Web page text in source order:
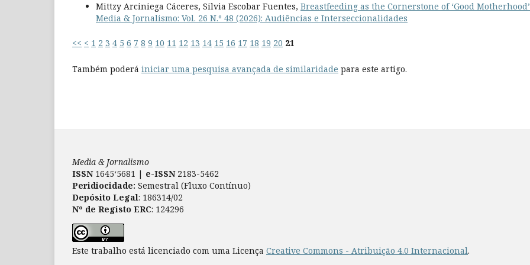
Mittzy Arciniega Cáceres, Silvia Escobar Fuentes, Breastfeeding as the Cornerstone of ‘Good
Media & Jornalismo: Vol. 26 N.º 48 (2026): Audiências e Interseccionalidades
<< < 1 2 3 4 5 6 7 8 9 10 11 12 13 14 15 16 17 18 19 20 21
Também poderá iniciar uma pesquisa avançada de similaridade para este artigo.
Media & Jornalismo
ISSN 1645‘5681 | e-ISSN2183-5462
Peridiocidade: Semestral (Fluxo Contínuo)
Depósito Legal: 186314/02
Nº de Registo ERC: 124296
Este trabalho está licenciado com uma Licença Creative Commons - Atribuição 4.0 Internacional.